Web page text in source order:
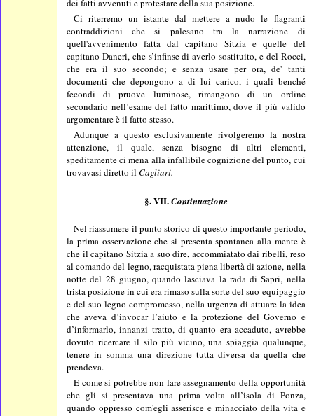
dei fatti avvenuti e protestare della sua posizione.
Ci riterremo un istante dal mettere a nudo le flagranti
contraddizioni che si palesano tra la narrazione di
quell'avvenimento fatta dal capitano Sitzia e quelle del
capitano Daneri, che s’infinse di averlo sostituito, e del Rocci,
che era il suo secondo; e senza usare per ora, de' tanti
documenti che depongono a di lui carico, i quali benché
fecondi di pruove luminose, rimangono di un ordine
secondario nell’esame del fatto marittimo, dove il più valido
argomentare è il fatto stesso.
Adunque a questo esclusivamente rivolgeremo la nostra
attenzione, il quale, senza bisogno di altri elementi,
speditamente ci mena alla infallibile cognizione del punto, cui
trovavasi diretto ilCagliari.
§. VII.Continuazione
Nel riassumere il punto storico di questo importante periodo,
la prima osservazione che si presenta spontanea alla mente è
che il capitano Sitzia a suo dire, accommiatato dai ribelli, reso
al comando del legno, racquistata piena libertà di azione, nella
notte del 28 giugno, quando lasciava la rada di Sapri, nella
trista posizione in cui era rimaso sulla sorte del suo equipaggio
e del suo legno compromesso, nella urgenza di attuare la idea
che aveva d’invocar l’aiuto e la protezione del Governo e
d’informarlo, innanzi tratto, di quanto era accaduto, avrebbe
dovuto ricercare il silo più vicino, una spiaggia qualunque,
tenere in somma una direzione tutta diversa da quella che
prendeva.
E come si potrebbe non fare assegnamento della opportunità
che gli si presentava una prima volta all’isola di Ponza,
quando oppresso com'egli asserisce e minacciato della vita e